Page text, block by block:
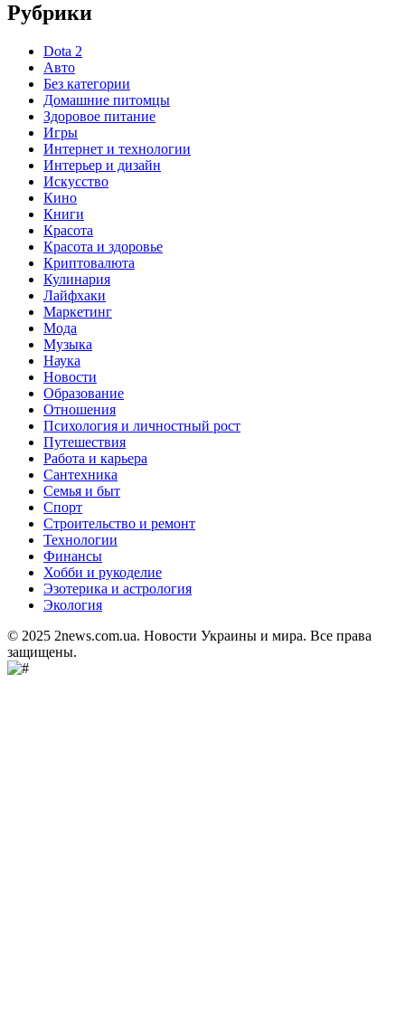
Рубрики
Dota 2
Авто
Без категории
Домашние питомцы
Здоровое питание
Игры
Интернет и технологии
Интерьер и дизайн
Искусство
Кино
Книги
Красота
Красота и здоровье
Криптовалюта
Кулинария
Лайфхаки
Маркетинг
Мода
Музыка
Наука
Новости
Образование
Отношения
Психология и личностный рост
Путешествия
Работа и карьера
Сантехника
Семья и быт
Спорт
Строительство и ремонт
Технологии
Финансы
Хобби и рукоделие
Эзотерика и астрология
Экология
© 2025 2news.com.ua. Новости Украины и мира. Все права
защищены.